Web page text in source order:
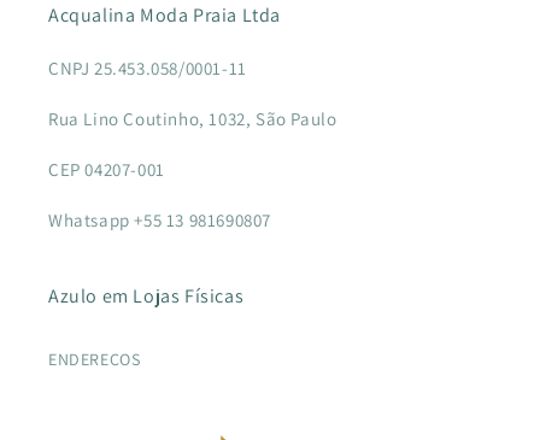
Acqualina Moda Praia Ltda
CNPJ 25.453.058/0001-11
Rua Lino Coutinho, 1032, São Paulo
CEP 04207-001
Whatsapp +55 13 981690807
Azulo em Lojas Físicas
ENDEREÇOS